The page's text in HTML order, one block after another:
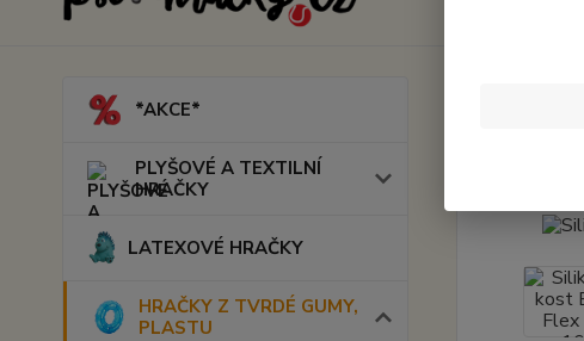
*AKCE*
PLYŠOVÉ A TEXTILNÍ
HRAČKY
LATEXOVÉ HRAČKY
HRAČKY Z TVRDÉ GUMY,
PLASTU